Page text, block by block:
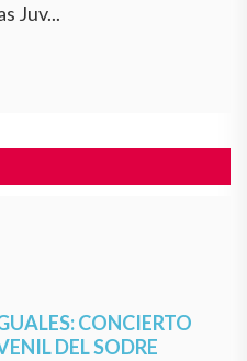
Juv...
CONCIERTO
DEL SODRE